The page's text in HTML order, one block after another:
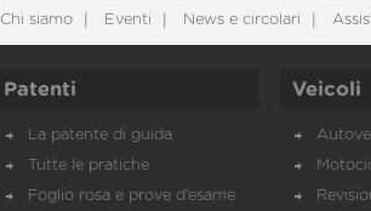
Chi siamo Eventi News e circolari
Patenti
La patente di guida
Tutte le pratiche
Foglio rosa e prove d’esame
Veicoli